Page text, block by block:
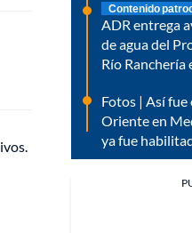
Contenido
ADR entrega
de agua del
Río Ranchería
Fotos | Así fue
Oriente en
ya fue